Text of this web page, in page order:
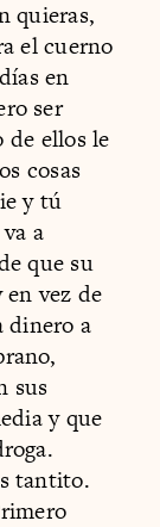
quieras,
el cuerno
en
ser
de ellos le
cosas
y tú
a
que su
vez de
dinero a
sus
y que
tantito.